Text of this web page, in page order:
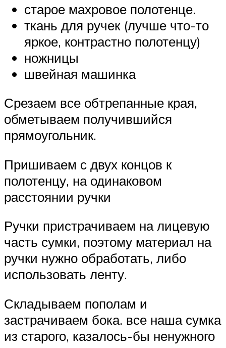
старое махровое полотенце.
ткань для ручек (лучше что-то
яркое, контрастно полотенцу)
ножницы
швейная машинка
Срезаем все обтрепанные края,
обметываем получившийся
прямоугольник.
Пришиваем с двух концов к
полотенцу, на одинаковом
расстоянии ручки
Ручки пристрачиваем на лицевую
часть сумки, поэтому материал на
ручки нужно обработать, либо
использовать ленту.
Складываем пополам и
застрачиваем бока. все наша сумка
из старого, казалось-бы ненужного